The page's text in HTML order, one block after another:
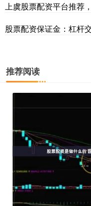
上虞股票配资平台推荐
股票配资保证金：杠杆
推荐阅读